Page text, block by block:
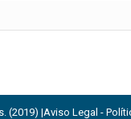
(2019) |Aviso Legal -